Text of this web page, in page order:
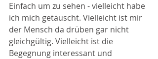
Einfach um zu sehen - vielleicht habe
ich mich getäuscht. Vielleicht ist mir
der Mensch da drüben gar nicht
gleichgültig. Vielleicht ist die
Begegnung interessant und